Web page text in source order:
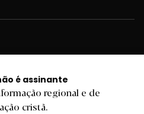
é assinante
regional e de
cristã.